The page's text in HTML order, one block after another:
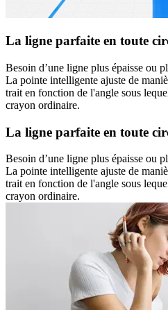
La ligne parfaite en toute
Besoin d’une ligne plus épaisse ou
La pointe intelligente ajuste de
trait en fonction de l'angle sous
crayon ordinaire.
La ligne parfaite en toute
Besoin d’une ligne plus épaisse ou
La pointe intelligente ajuste de
trait en fonction de l'angle sous
crayon ordinaire.